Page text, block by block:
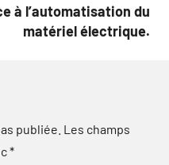
à l’automatisation du
matériel électrique.
publiée. Les champs
*